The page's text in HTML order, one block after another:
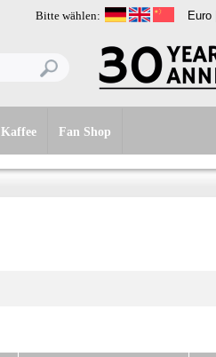
Bitte wählen:
Kaffee Fan Shop